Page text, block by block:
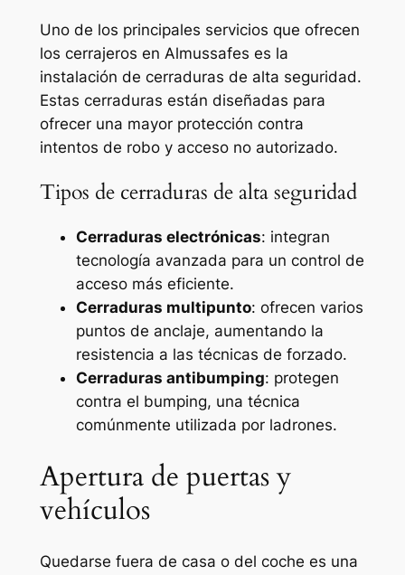
Uno de los principales servicios que ofrecen
los cerrajeros en Almussafes es la
instalación de cerraduras de alta seguridad.
Estas cerraduras están diseñadas para
ofrecer una mayor protección contra
intentos de robo y acceso no autorizado.
Tipos de cerraduras de alta seguridad
Cerraduras electrónicas: integran
tecnología avanzada para un control de
acceso más eficiente.
Cerraduras multipunto: ofrecen varios
puntos de anclaje, aumentando la
resistencia a las técnicas de forzado.
Cerraduras antibumping: protegen
contra el bumping, una técnica
comúnmente utilizada por ladrones.
Apertura de puertas y
vehículos
Quedarse fuera de casa o del coche es una